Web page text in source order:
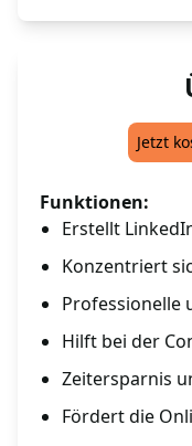
Jetzt
Funktionen:
Erstellt
Konzentriert
Professionelle
Hilft bei der
Zeitersparnis
Fördert die